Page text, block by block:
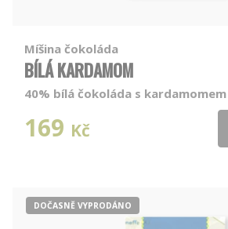
Míšina čokoláda
BÍLÁ KARDAMOM
40% bílá čokoláda s
169 Kč
DOČASNĚ VYPRODÁNO